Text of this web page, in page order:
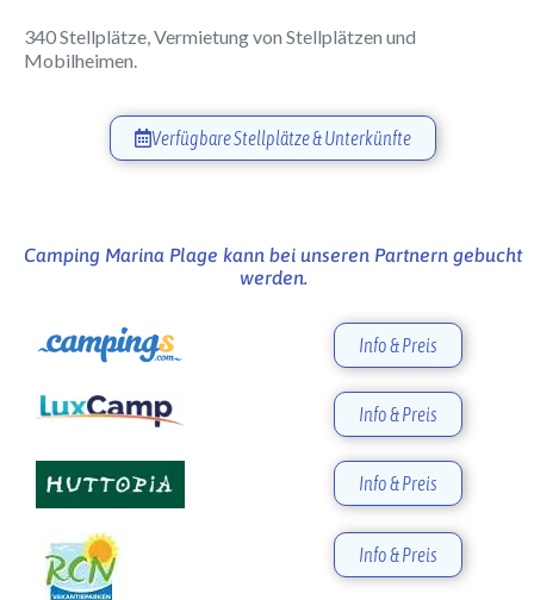
340 Stellplätze, Vermietung von Stellplätzen und
Mobilheimen.
Verfügbare Stellplätze & Unterkünfte
Camping Marina Plage kann bei unseren Partnern gebucht
werden.
Info & Preis
Info & Preis
Info & Preis
Info & Preis